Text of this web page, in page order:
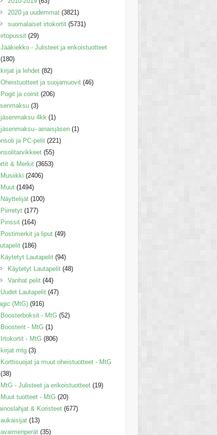
2020 ja uudemmat (3821)
suomalaiset irtokortit (5731)
irtopussit (29)
Jääkiekko - Julisteet ja erikoistuotteet
(180)
kirjat ja lehdet (82)
Oheistuotteet ja suojamuovit (46)
Pogit ja coinit (206)
(3)
jäsenmaksu 4kk (1)
jäsenmaksu- ainaisjäsen (1)
ja PC-pelit (221)
(55)
& Merkit (3653)
Musiikki (2406)
Muut (1494)
Näyttelijät (100)
Piirretyt (177)
Pinssit (164)
Postimerkit ja liput (49)
(186)
Käytetyt Lautapelit (94)
Käytetyt Lautapelit (48)
Vanhat pelit (44)
Uudet Lautapelit (47)
(MtG) (916)
Boosterboksit - MtG (52)
Boosterit - MtG (1)
Irtokortit - MtG (806)
kirjat mtg (3)
Korttisuojat ja muut oheistuotteet - MtG
(38)
MtG - Julisteet ja erikoistuotteet (19)
Muut tuotteet - MtG (20)
& Koristeet (677)
aukaisijat (13)
avaimenperät (35)